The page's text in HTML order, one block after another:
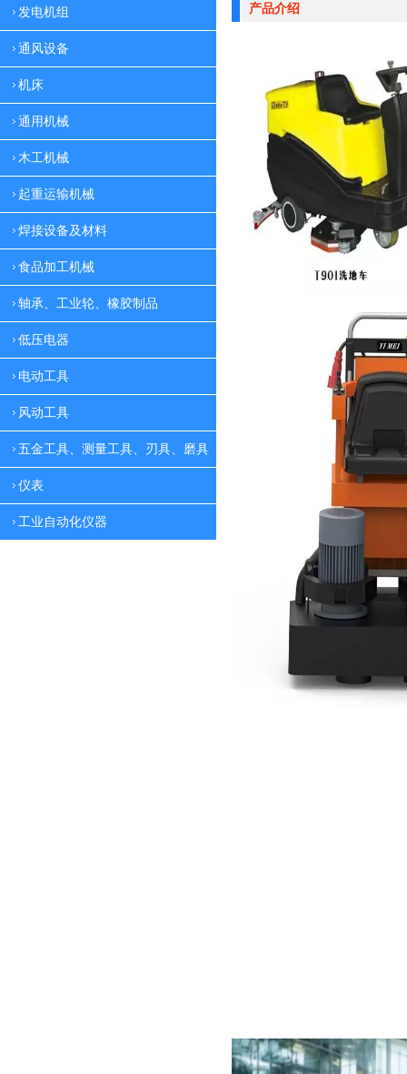
发电机组
通风设备
机床
通用机械
木工机械
起重运输机械
焊接设备及材料
食品加工机械
轴承、工业轮、橡胶制品
低压电器
电动工具
风动工具
五金工具、测量工具、刃具、磨具
仪表
工业自动化仪器
产品介绍